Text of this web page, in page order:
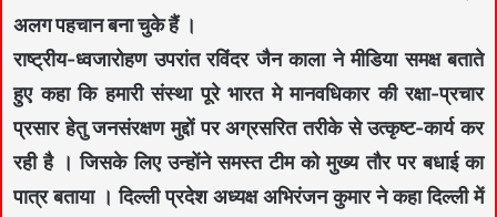
अलग पहचान बना चुके हैं ।
राष्ट्रीय-ध्वजारोहण उपरांत रविंदर जैन काला ने मीडिया समक्ष बताते
हुए कहा कि हमारी संस्था पूरे भारत मे मानवधिकार की रक्षा-प्रचार
प्रसार हेतु जनसंरक्षण मुद्दों पर अग्रसरित तरीके से उत्कृष्ट-कार्य कर
रही है । जिसके लिए उन्होंने समस्त टीम को मुख्य तौर पर बधाई का
पात्र बताया । दिल्ली प्रदेश अध्यक्ष अभिरंजन कुमार ने कहा दिल्ली में